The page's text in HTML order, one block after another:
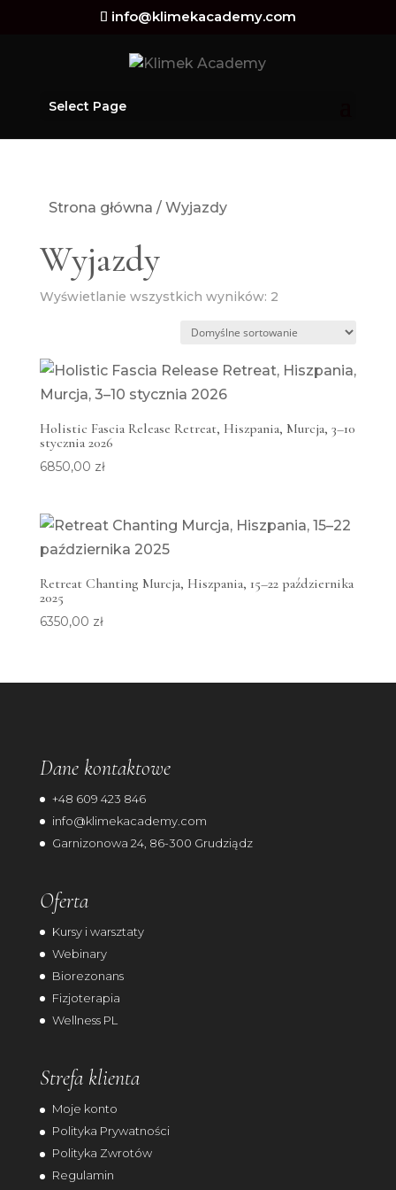
info@klimekacademy.com
Select Page
Strona główna / Wyjazdy
Wyjazdy
Wyświetlanie wszystkich wyników: 2
Holistic Fascia Release Retreat, Hiszpania, Murcja, 3–10
stycznia 2026
6850,00 zł
Retreat Chanting Murcja, Hiszpania, 15–22 października
2025
6350,00 zł
Dane kontaktowe
+48 609 423 846
info@klimekacademy.com
Garnizonowa 24, 86-300 Grudziądz
Oferta
Kursy i warsztaty
Webinary
Biorezonans
Fizjoterapia
Wellness PL
Strefa klienta
Moje konto
Polityka Prywatności
Polityka Zwrotów
Regulamin